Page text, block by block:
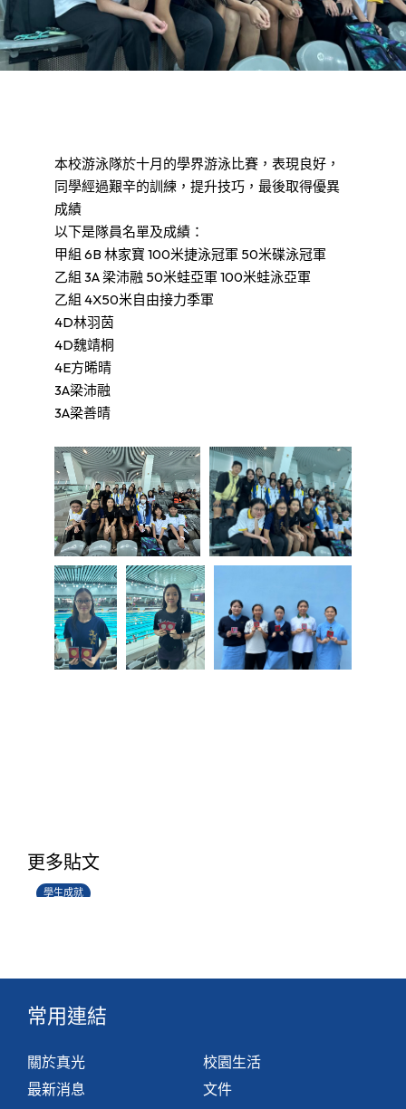
本校游泳隊於十月的學界游泳比賽，表現良好，
同學經過艱辛的訓練，提升技巧，最後取得優異
成績
以下是隊員名單及成績：
甲組 6B 林家寶 100米捷泳冠軍 50米碟泳冠軍
乙組 3A 梁沛融 50米蛙亞軍 100米蛙泳亞軍
乙組 4X50米自由接力季軍
4D林羽茵
4D魏靖桐
4E方晞晴
3A梁沛融
3A梁善晴
更多貼文
學生成就
14/07/2026
常用連結
關於真光
最新消息
校園生活
文件